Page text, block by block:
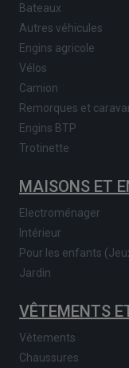
Bateaux
Autres véhicules
Engins agricole
Vélos
Camion
Remorques et
Engins BTP
Trotinette
MAISONS ET
Electroménager
Intérieur
Pour les enfants
Jardin
VÊTEMENTS
Vêtements
Chaussures